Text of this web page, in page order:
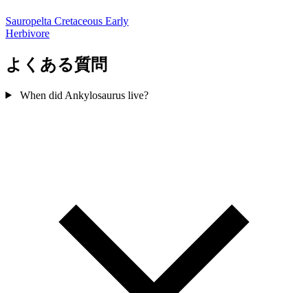
Sauropelta Cretaceous Early
Herbivore
よくある質問
When did Ankylosaurus live?